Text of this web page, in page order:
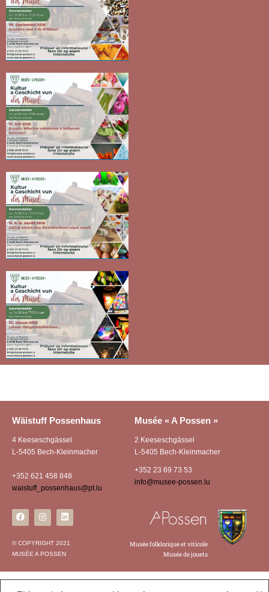
Wäistuff Possenhaus
4 Keeseschgässel
L-5405 Bech-Kleinmacher
+352 621 458 848
waistuff_possenhaus@pt.lu
Musée « A Possen »
2 Keeseschgässel
L-5405 Bech-Kleinmacher
+352 23 69 73 53
info@musee-possen.lu
© COPYRIGHT 2021
MUSÉE A POSSEN
Musée folklorique et viticole
Musée de jouets